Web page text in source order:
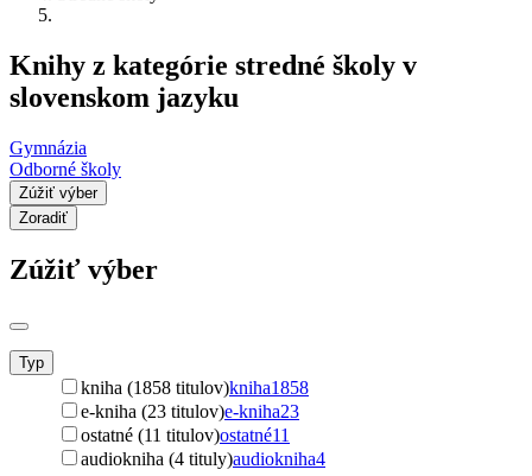
Knihy z kategórie stredné školy v
slovenskom jazyku
Gymnázia
Odborné školy
Zúžiť výber
Zoradiť
Zúžiť výber
Typ
kniha (1858 titulov)kniha1858
e-kniha (23 titulov)e-kniha23
ostatné (11 titulov)ostatné11
audiokniha (4 tituly)audiokniha4